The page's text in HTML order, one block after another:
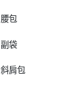
腰包
副袋
斜肩包